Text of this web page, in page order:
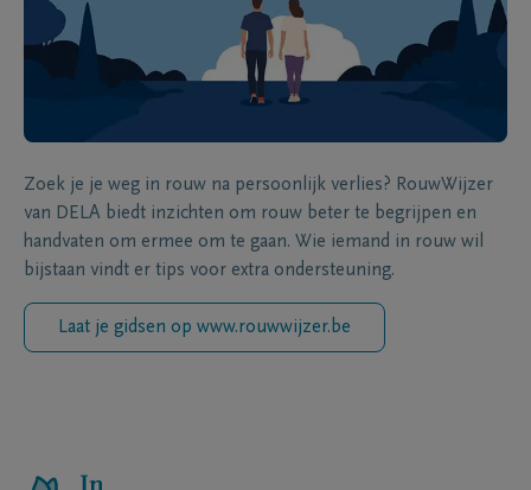
Zoek je je weg in rouw na persoonlijk verlies? RouwWijzer
van DELA biedt inzichten om rouw beter te begrijpen en
handvaten om ermee om te gaan. Wie iemand in rouw wil
bijstaan vindt er tips voor extra ondersteuning.
Laat je gidsen op www.rouwwijzer.be